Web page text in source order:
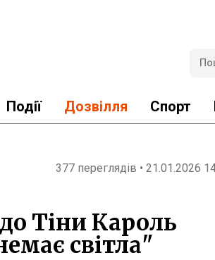
Події Дозвілля Спорт
377 переглядів • 21.01.2026
Тіни Кароль
світла"